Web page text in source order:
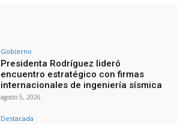
Gobierno
Presidenta Rodríguez lideró
encuentro estratégico con firmas
internacionales de ingeniería sísmica
agosto 5, 2026
Destacada